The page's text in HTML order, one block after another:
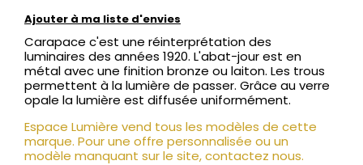
Ajouter à ma liste d'envies
Carapace c'est une réinterprétation des
luminaires des années 1920. L'abat-jour est en
métal avec une finition bronze ou laiton. Les trous
permettent à la lumière de passer. Grâce au verre
opale la lumière est diffusée uniformément.
Espace Lumière vend tous les modèles de cette
marque. Pour une offre personnalisée ou un
modèle manquant sur le site, contactez nous.